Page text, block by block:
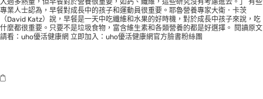
入過多熱量，但早餐對於營養很重要，如鈣、纖維，這些研究沒有考慮進去。」 有些
專業人士認為，早餐對成長中的孩子和運動員很重要。耶魯營養專家大衛．卡茨
（David Katz）說，早餐是一天中吃纖維和水果的好時機，對於成長中孩子來說，吃
什麼都很重要。只要不是垃圾食物，富含維生素和各類營養的都是好選擇。 閱讀原文
請看： uho優活健康網 立即加入： uho優活健康網官方臉書粉絲團